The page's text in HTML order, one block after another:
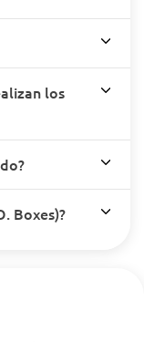
los
Boxes)?